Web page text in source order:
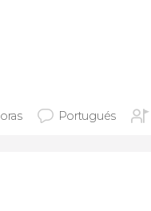
Portugués